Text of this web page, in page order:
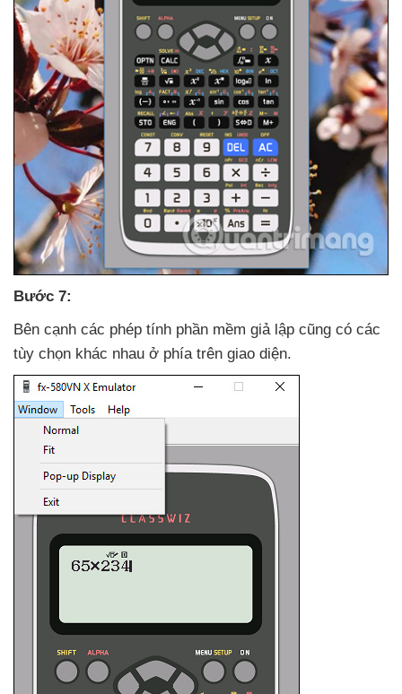
Bước 7:
Bên cạnh các phép tính phần mềm giả lập cũng có các
tùy chọn khác nhau ở phía trên giao diện.